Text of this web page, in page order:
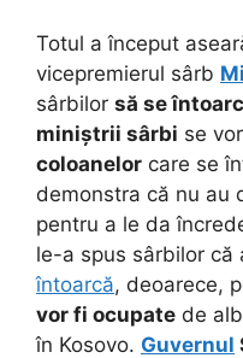
Totul a început
vicepremierul sârb
sârbilor să se
miniștrii sârbi se
coloanelor care se
demonstra că nu au
pentru a le da
le-a spus sârbilor că
întoarcă, deoarece,
vor fi ocupate de
în Kosovo. Guvernul